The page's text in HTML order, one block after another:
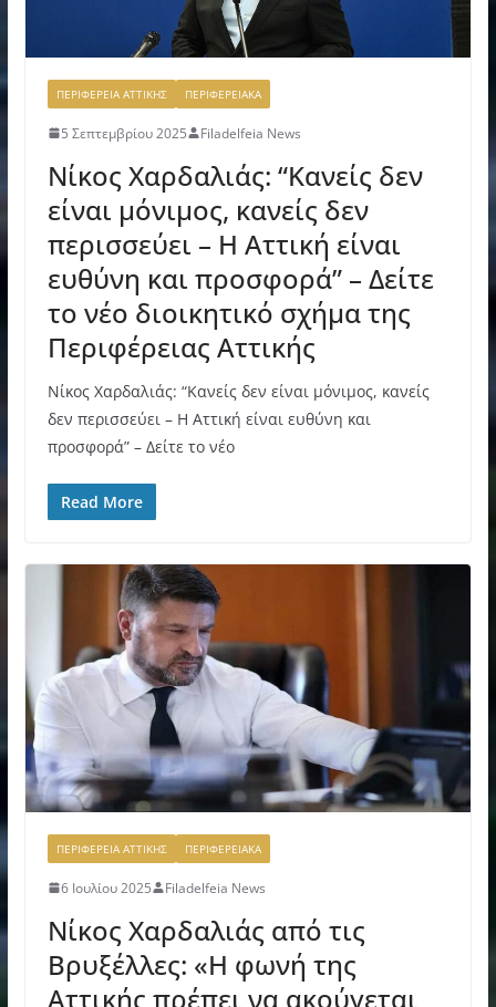
ΠΕΡΙΦΕΡΕΙΑ ΑΤΤΙΚΗΣ ΠΕΡΙΦΕΡΕΙΑΚΑ
5 Σεπτεμβρίου 2025 Filadelfeia News
Νίκος Χαρδαλιάς: “Κανείς δεν
είναι μόνιμος, κανείς δεν
περισσεύει – Η Αττική είναι
ευθύνη και προσφορά” – Δείτε
το νέο διοικητικό σχήμα της
Περιφέρειας Αττικής
Νίκος Χαρδαλιάς: “Κανείς δεν είναι μόνιμος, κανείς
δεν περισσεύει – Η Αττική είναι ευθύνη και
προσφορά” – Δείτε το νέο
Read More
ΠΕΡΙΦΕΡΕΙΑ ΑΤΤΙΚΗΣ ΠΕΡΙΦΕΡΕΙΑΚΑ
6 Ιουλίου 2025 Filadelfeia News
Νίκος Χαρδαλιάς από τις
Βρυξέλλες: «Η φωνή της
Αττικής πρέπει να ακούγεται